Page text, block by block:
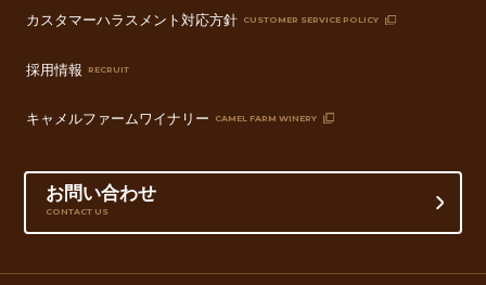
カスタマーハラスメント対応方針 CUSTOMER SERVICE POLICY
採用情報 RECRUIT
キャメルファームワイナリー CAMEL FARM WINERY
お問い合わせ
CONTACT US